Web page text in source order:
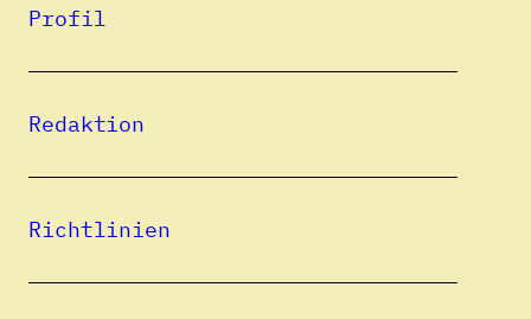
Profil
Redaktion
Richtlinien
Berührung mit deutscher Sprache und
während des Zweiten Weltkriegs oder der
jüdische und deutschsprachige Spuren in